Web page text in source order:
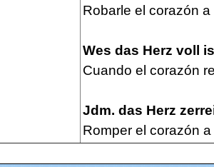
Robarle el corazón
Wes das Herz voll
Cuando el corazón
Jdm. das Herz
Romper el corazón